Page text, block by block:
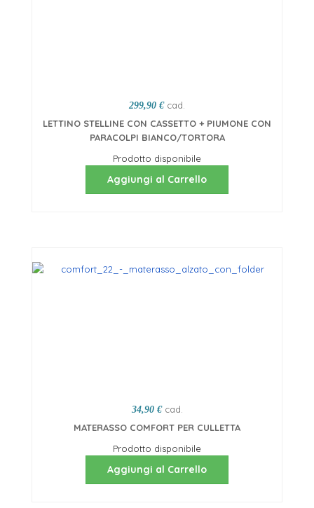
299,90 € cad.
LETTINO STELLINE CON CASSETTO + PIUMONE CON
PARACOLPI BIANCO/TORTORA
Prodotto disponibile
Aggiungi al Carrello
34,90 € cad.
MATERASSO COMFORT PER CULLETTA
Prodotto disponibile
Aggiungi al Carrello